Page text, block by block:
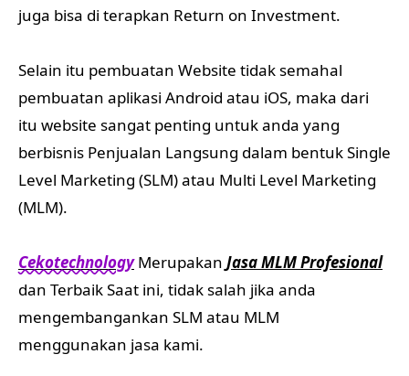
juga bisa di terapkan Return on Investment.
Selain itu pembuatan Website tidak semahal
pembuatan aplikasi Android atau iOS, maka dari
itu website sangat penting untuk anda yang
berbisnis Penjualan Langsung dalam bentuk Single
Level Marketing (SLM) atau Multi Level Marketing
(MLM).
CekotechnologyMerupakan Jasa MLM Profesional
dan Terbaik Saat ini, tidak salah jika anda
mengembangankan SLM atau MLM
menggunakan jasa kami.